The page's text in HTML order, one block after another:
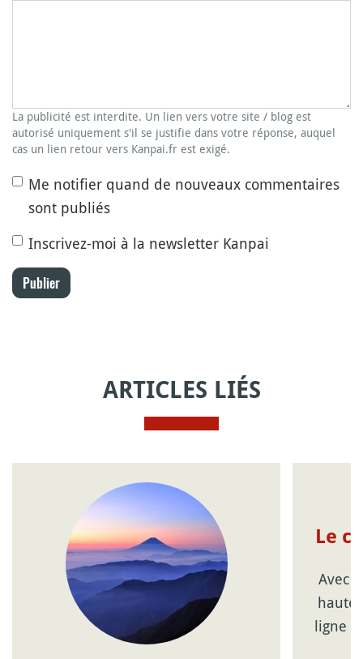
La publicité est interdite. Un lien vers votre site / blog est
autorisé uniquement s'il se justifie dans votre réponse, auquel
cas un lien retour vers Kanpai.fr est exigé.
Me notifier quand de nouveaux commentaires
sont publiés
Inscrivez-moi à la newsletter Kanpai
Publier
ARTICLES LIÉS
Le
Avec
haute
ligne